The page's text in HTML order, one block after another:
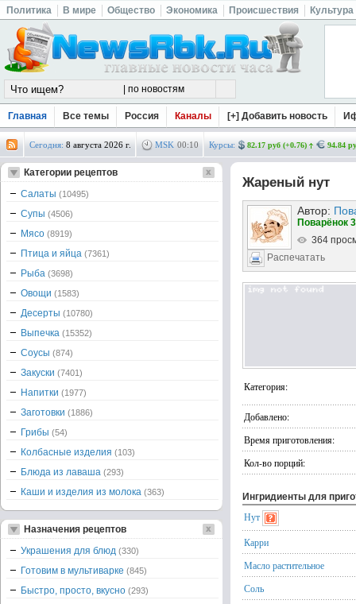
Политика В мире Общество Экономика Происшествия Культура
Главная Все темы Россия Каналы [+] Добавить новость
Сегодня: 8 августа 2026 г. MSK 00:10 Курсы: 82.17 руб (+0.76) 94.84
Жареный нут
Автор:
Поварёнок
364
Распечатать
Категория:
Добавлено:
Время приготовления:
Кол-во порций:
Ингридиенты для
Нут
Карри
Масло растительное
Соль
Категории рецептов
Салаты (10495)
Супы (4506)
Мясо (8919)
Птица и яйца (7361)
Рыба (3698)
Овощи (1583)
Десерты (10780)
Выпечка (15352)
Соусы (874)
Закуски (7401)
Напитки (1977)
Заготовки (1886)
Грибы (54)
Колбасные изделия (103)
Блюда из лаваша (293)
Каши и изделия из молока (363)
Назначения рецептов
Украшения для блюд (330)
Готовим в мультиварке (845)
Быстро, просто, вкусно (293)